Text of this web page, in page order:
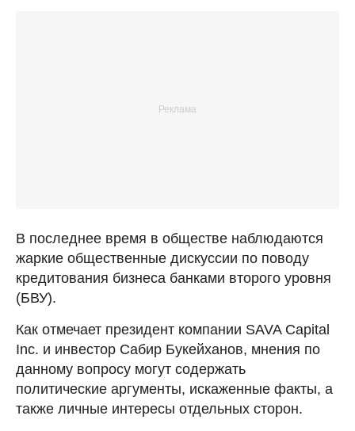
В последнее время в обществе наблюдаются
жаркие общественные дискуссии по поводу
кредитования бизнеса банками второго уровня
(БВУ).
Как отмечает президент компании SAVA Capital
Inc. и инвестор Сабир Букейханов, мнения по
данному вопросу могут содержать
политические аргументы, искаженные факты, а
также личные интересы отдельных сторон.